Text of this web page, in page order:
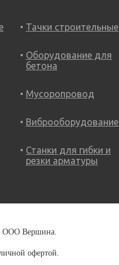
Тачки строительные
Оборудование для
бетона
Мусоропровод
Виброоборудование
Станки для гибки и
резки арматуры
ООО Вершина.
офертой.